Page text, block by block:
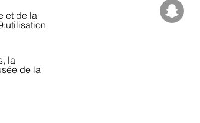
et de la
la
de la